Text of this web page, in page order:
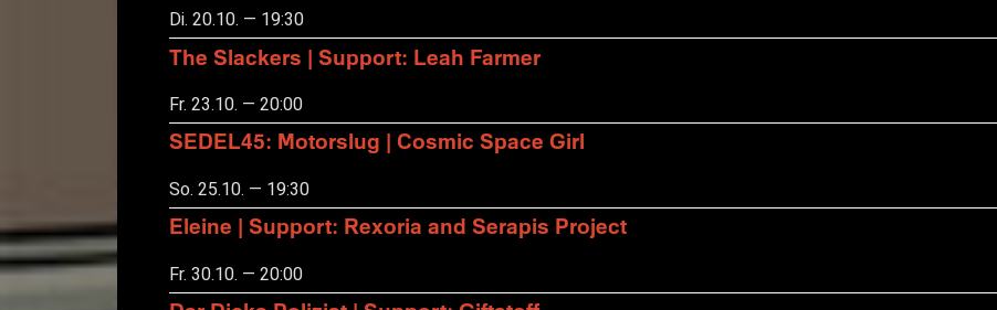
Di. 20.10. — 19:30
The Slackers | Support: Leah Farmer
Fr. 23.10. — 20:00
SEDEL45: Motorslug | Cosmic Space Girl
So. 25.10. — 19:30
Eleine | Support: Rexoria and Serapis Project
Fr. 30.10. — 20:00